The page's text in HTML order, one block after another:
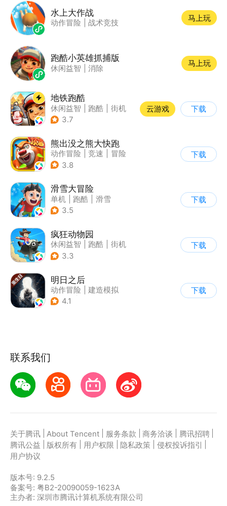
水上大作战
动作冒险 战术竞技
马上玩
跑酷小英雄抓捕版
休闲益智 消除
马上玩
地铁跑酷
休闲益智 跑酷
街机
| 创梦天地
3.7
云游戏 下载
熊出没之熊大快跑
动作冒险 竞速
冒险
| 熊出没
3.8
下载
滑雪大冒险
单机 跑酷
滑雪
| 游道易
3.5
下载
疯狂动物园
休闲益智 跑酷
街机
| 像素风
3.3
下载
明日之后
动作冒险
建造模拟
| 丧尸
4.1
下载
联系我们
关于腾讯 About Tencent 服务条款 商务洽谈 腾讯招聘
腾讯公益
版权所有 用户权限 隐私政策 侵权投诉指引
用户协议
版本号: 9.2.5
备案号: 粤B2-20090059-1623A
主办者: 深圳市腾讯计算机系统有限公司